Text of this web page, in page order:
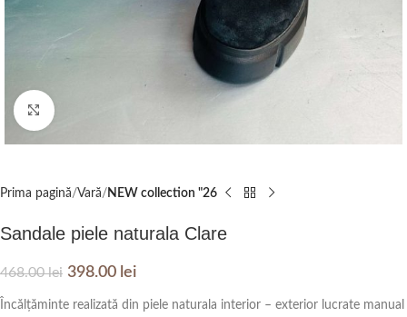
Click to enlarge
Prima pagină Vară NEW collection "26
Sandale piele naturala Clare
468.00lei 398.00 lei
Încălțăminte realizată din piele naturala interior – exterior lucrate manual